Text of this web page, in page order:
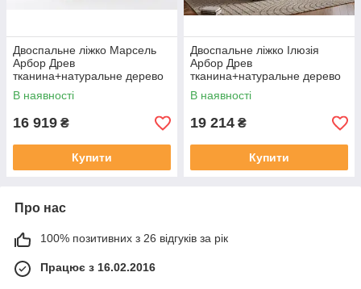
Двоспальне ліжко Марсель
Арбор Древ
тканина+натуральне дерево
В наявності
16 919 ₴
Купити
Двоспальне ліжко Ілюзія
Арбор Древ
тканина+натуральне дерево
В наявності
19 214 ₴
Купити
Про нас
100% позитивних з 26 відгуків за рік
Працює з 16.02.2016